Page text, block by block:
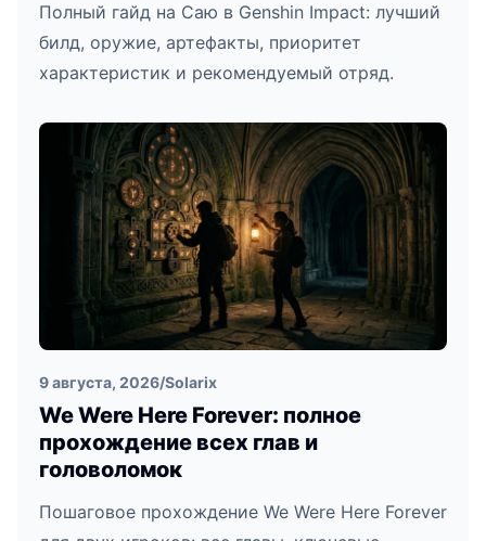
Полный гайд на Саю в Genshin Impact: лучший
билд, оружие, артефакты, приоритет
характеристик и рекомендуемый отряд.
9 августа, 2026/Solarix
We Were Here Forever: полное
прохождение всех глав и
головоломок
Пошаговое прохождение We Were Here Forever